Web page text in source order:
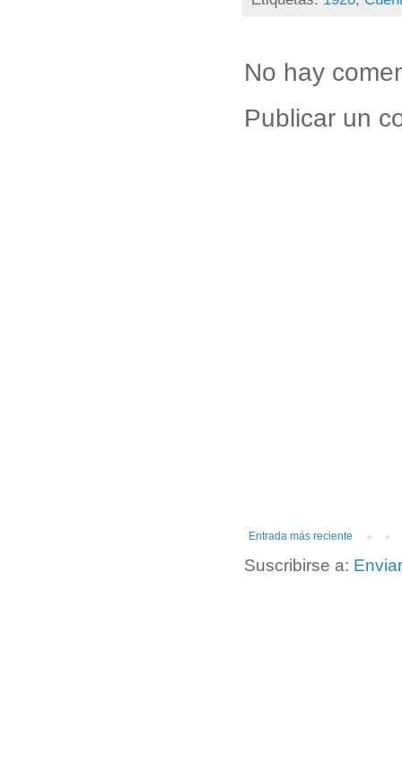
No hay
Publicar un
Entrada más reciente
Suscribirse a: